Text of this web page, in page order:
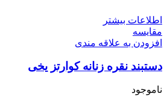
اطلاعات بیشتر
مقایسه
افزودن به علاقه مندی
دستبند نقره زنانه کوارتز یخی
ناموجود